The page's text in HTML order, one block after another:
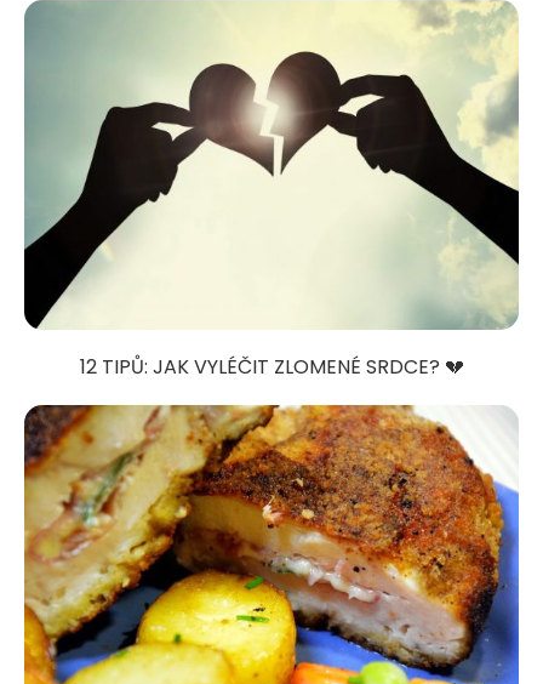
12 TIPŮ: JAK VYLÉČIT ZLOMENÉ SRDCE? 💔